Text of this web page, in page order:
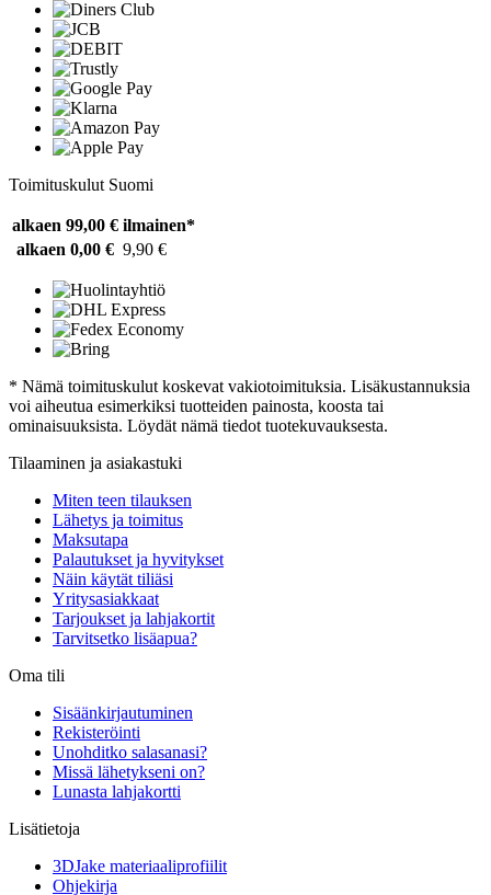
Toimituskulut Suomi
alkaen 99,00 € ilmainen*
alkaen 0,00 € 9,90 €
* Nämä toimituskulut koskevat vakiotoimituksia. Lisäkustannuksia
voi aiheutua esimerkiksi tuotteiden painosta, koosta tai
ominaisuuksista. Löydät nämä tiedot tuotekuvauksesta.
Tilaaminen ja asiakastuki
Miten teen tilauksen
Lähetys ja toimitus
Maksutapa
Palautukset ja hyvitykset
Näin käytät tiliäsi
Yritysasiakkaat
Tarjoukset ja lahjakortit
Tarvitsetko lisäapua?
Oma tili
Sisäänkirjautuminen
Rekisteröinti
Unohditko salasanasi?
Missä lähetykseni on?
Lunasta lahjakortti
Lisätietoja
3DJake materiaaliprofiilit
Ohjekirja